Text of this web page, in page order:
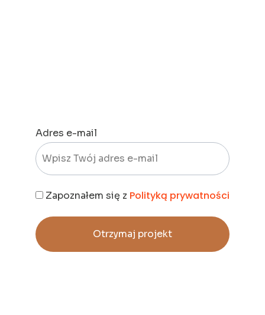
Adres e-mail
Zapoznałem się z Polityką prywatności